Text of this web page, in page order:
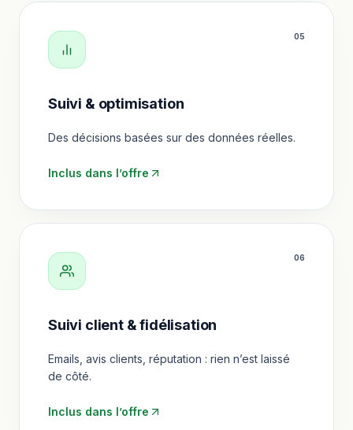
05
Suivi & optimisation
Des décisions basées sur des données réelles.
Inclus dans l’offre
06
Suivi client & fidélisation
Emails, avis clients, réputation : rien n’est laissé
de côté.
Inclus dans l’offre